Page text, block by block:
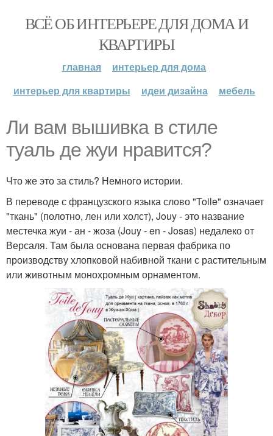
ВСЁ ОБ ИНТЕРЬЕРЕ ДЛЯ ДОМА И
КВАРТИРЫ
главная
интерьер для дома
интерьер для квартиры
идеи дизайна мебель
Ли вам вышивка в стиле
туаль де жуи нравится?
Что же это за стиль? Немного истории.
В переводе с французского языка слово "Toile" означает
"ткань" (полотно, лен или холст), Jouy - это название
местечка жуи - ан - жоза (Jouy - en - Josas) недалеко от
Версаля. Там была основана первая фабрика по
производству хлопковой набивной ткани с растительным
или животным монохромным орнаментом.